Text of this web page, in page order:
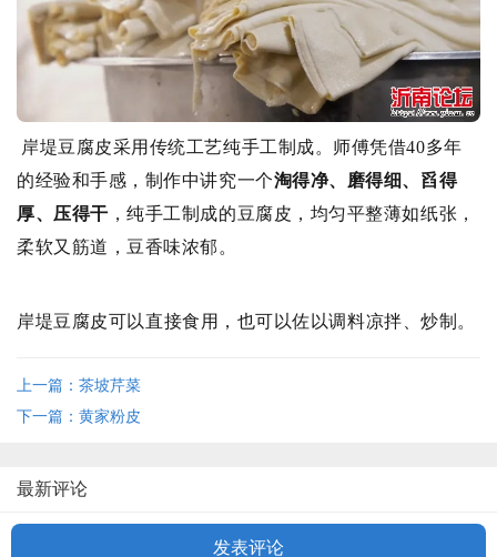
岸堤豆腐皮采用传统工艺纯手工制成。师傅凭借40多年
的经验和手感， 制作中讲究一个淘得净、磨得细、舀得
厚、压得干 ，纯手工制成的豆腐皮，均匀平整薄如纸张，
柔软又筋道，豆香味浓郁。
岸堤豆腐皮可以直接食用，也可以佐以调料凉拌、炒制。
上一篇：茶坡芹菜
下一篇：黄家粉皮
最新评论
发表评论